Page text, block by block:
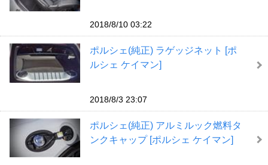
2018/8/10 03:22
ポルシェ(純正) ラゲッジネット [ポ
ルシェ ケイマン]
2018/8/3 23:07
ポルシェ(純正) アルミルック燃料タ
ンクキャップ [ポルシェ ケイマン]